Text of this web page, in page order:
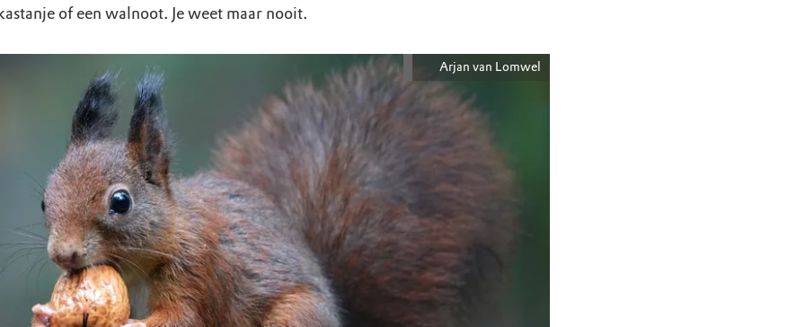
of een walnoot. Je weet maar nooit.
Arjan van Lomwel